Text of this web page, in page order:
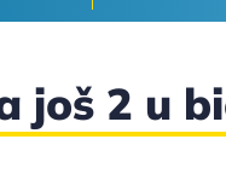
još 2 u